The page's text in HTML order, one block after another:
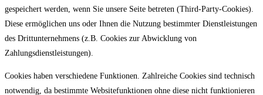
gespeichert werden, wenn Sie unsere Seite betreten (Third-Party-Cookies).
Diese ermöglichen uns oder Ihnen die Nutzung bestimmter Dienstleistungen
des Drittunternehmens (z.B. Cookies zur Abwicklung von
Zahlungsdienstleistungen).
Cookies haben verschiedene Funktionen. Zahlreiche Cookies sind technisch
notwendig, da bestimmte Websitefunktionen ohne diese nicht funktionieren